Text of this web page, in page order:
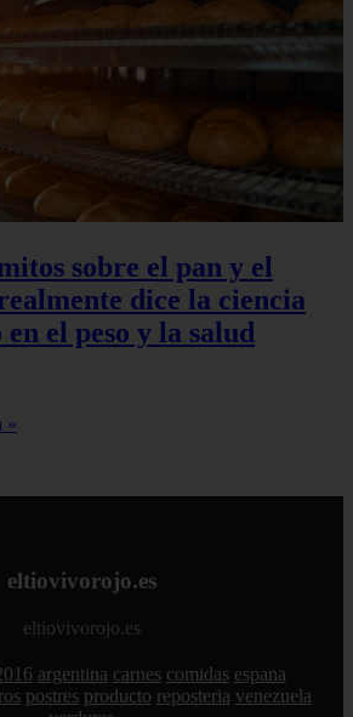
sobre el pan y el
dice la ciencia
en el peso y la salud
»
eltiovivorojo.es
eltiovivorojo.es
argentina carnes comidas espana
postres producto reposteria venezuela